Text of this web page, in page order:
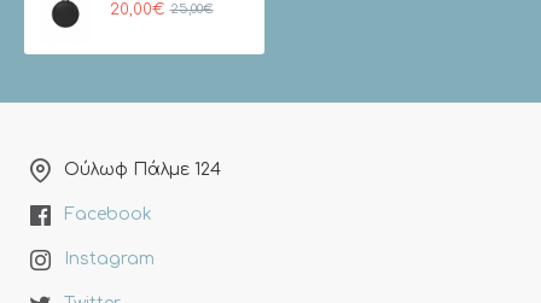
20,00€ 25,00€
Ούλωφ Πάλμε 124
Facebook
Instagram